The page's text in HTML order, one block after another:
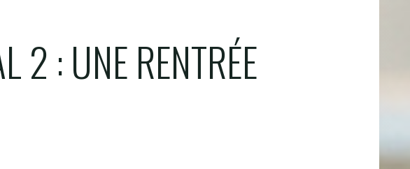
2 : UNE RENTRÉE